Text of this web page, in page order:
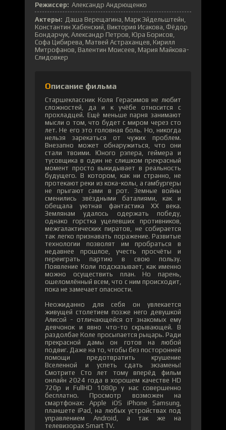
Режиссер: Александр Андрющенко
Актеры: Даша Верещагина, Марк Эйдельштейн,
Константин Хабенский, Виктория Исакова, Фёдор
Бондарчук, Александр Петров, Юра Борисов,
Софа Цибирева, Матвей Астраханцев, Кирилл
Митрофанов, Валентин Моисеев, Мария Майкова-
Слидовкер
Описание фильма
Старшеклассник Коля Герасимов не любит
сложностей, да и к учёбе относится с
прохладцей. Ещё меньше парня занимают
мысли о том, что будет с миром через сто
лет. Не его это головная боль. Но, никогда
нельзя зарекаться от чужих проблем.
Внезапно может обнаружиться, что они
стали твоими. Юного рэпера, геймера и
тусовщика в один не слишком прекрасный
момент просто выкидывает в реальность
будущего. В котором, как ни странно, не
протекают реки из кока-колы, а гамбургеры
не прыгают сами в рот. Земные войны
сменились звёздными баталиями, как и
обещала уютная фантастика ХХ века.
Землянам удалось одержать победу,
однако горстка уцелевших противников,
межгалактических пиратов, не собирается
так легко признавать поражение. Развитые
технологии позволят им пробраться в
недавнее прошлое, учесть просчёты и
переиграть партию в свою пользу.
Появление Коли подсказывает, как именно
можно осуществить план. Но парень,
ошеломлённый всем, что с ним происходит,
пока не замечает опасности.
Неожиданно для себя он увлекается
живущей столетием позже него девушкой
Алисой - отличающейся от знакомых ему
девчонок и явно что-то скрывающей. В
раздолбае Коле просыпается рыцарь. Ради
прекрасной дамы он готов на любой
подвиг. Даже на то, чтобы без посторонней
помощи предотвратить крушение
Вселенной и успеть сдать экзамены!
Смотрите Сто лет тому вперёд фильм
онлайн 2024 года в хорошем качестве HD
720p и FullHD 1080p у нас совершенно
бесплатно. Просмотр возможен на
смартфонах: Apple iOS iPhone Samsung,
планшете iPad, на любых устройствах под
управлением Android, а так же на
телевизорах Smart TV.